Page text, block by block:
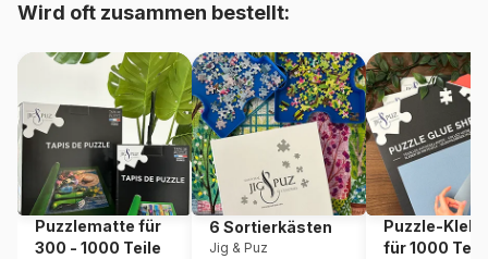
Artikelnummer Schmidt-Spiele-59772
EAN 4001504597726
Teileanzahl 1000 Teile
Maße 69 x 49 cm
Wird oft zusammen bestellt:
Puzzlematte für
300 - 1000 Teile
6 Sortierkästen
Jig & Puz
Puzzle-
für 1000